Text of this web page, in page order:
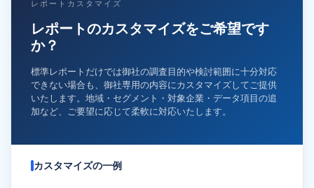
レポートカスタマイズ
レポートのカスタマイズをご希望です
か？
標準レポートだけでは御社の調査目的や検討範囲に十分対応
できない場合も、御社専用の内容にカスタマイズしてご提供
いたします。地域・セグメント・対象企業・データ項目の追
加など、ご要望に応じて柔軟に対応いたします。
カスタマイズの一例